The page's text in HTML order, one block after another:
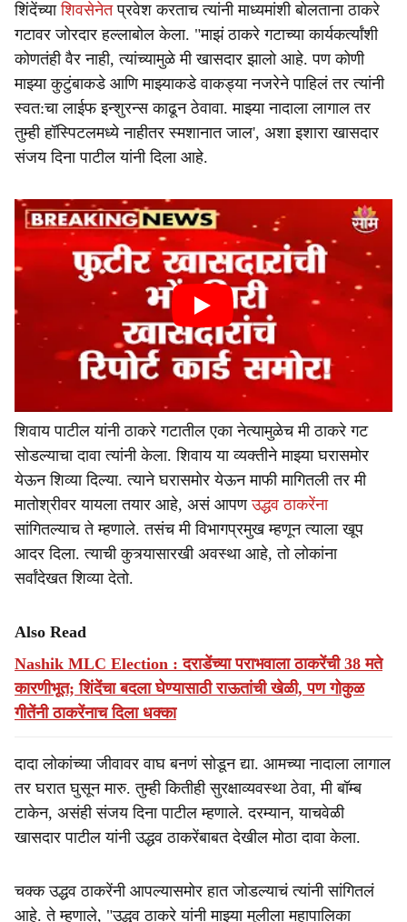
शिंदेंच्याशिवसेनेतप्रवेश करताच त्यांनी माध्यमांशी बोलताना ठाकरे
गटावर जोरदार हल्लाबोल केला. "माझं ठाकरे गटाच्या कार्यकर्त्यांशी
कोणतंही वैर नाही, त्यांच्यामुळे मी खासदार झालो आहे. पण कोणी
माझ्या कुटुंबाकडे आणि माझ्याकडे वाकड्या नजरेने पाहिलं तर त्यांनी
स्वत:चा लाईफ इन्शुरन्स काढून ठेवावा. माझ्या नादाला लागाल तर
तुम्ही हॉस्पिटलमध्ये नाहीतर स्मशानात जाल', अशा इशारा खासदार
संजय दिना पाटील यांनी दिला आहे.
शिवाय पाटील यांनी ठाकरे गटातील एका नेत्यामुळेच मी ठाकरे गट
सोडल्याचा दावा त्यांनी केला. शिवाय या व्यक्तीने माझ्या घरासमोर
येऊन शिव्या दिल्या. त्याने घरासमोर येऊन माफी मागितली तर मी
मातोश्रीवर यायला तयार आहे, असं आपणउद्धव ठाकरेंना
सांगितल्याच ते म्हणाले. तसंच मी विभागप्रमुख म्हणून त्याला खूप
आदर दिला. त्याची कुत्र्यासारखी अवस्था आहे, तो लोकांना
सर्वांदेखत शिव्या देतो.
Also Read
Nashik MLC Election : दराडेंच्या पराभवाला ठाकरेंची 38 मते
कारणीभूत; शिंदेंचा बदला घेण्यासाठी राऊतांची खेळी, पण गोकुळ
गीतेंनी ठाकरेंनाच दिला धक्का
दादा लोकांच्या जीवावर वाघ बनणं सोडून द्या. आमच्या नादाला लागाल
तर घरात घुसून मारु. तुम्ही कितीही सुरक्षाव्यवस्था ठेवा, मी बॉम्ब
टाकेन, असंही संजय दिना पाटील म्हणाले. दरम्यान, याचवेळी
खासदार पाटील यांनी उद्धव ठाकरेंबाबत देखील मोठा दावा केला.
चक्क उद्धव ठाकरेंनी आपल्यासमोर हात जोडल्याचं त्यांनी सांगितलं
आहे. ते म्हणाले, "उद्धव ठाकरे यांनी माझ्या मुलीला महापालिका